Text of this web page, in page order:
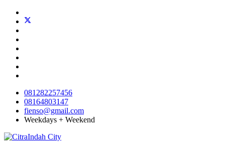
081282257456
08164803147
fienso@gmail.com
Weekdays + Weekend